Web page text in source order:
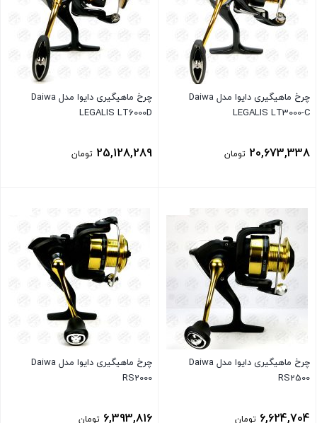
چرخ ماهیگیری دایوا مدل Daiwa
LEGALIS LT3000-C
20,673,338 تومان
چرخ ماهیگیری دایوا مدل Daiwa
LEGALIS LT6000D
25,128,289 تومان
چرخ ماهیگیری دایوا مدل Daiwa
RS2500
6,624,704 تومان
چرخ ماهیگیری دایوا مدل Daiwa
RS2000
6,393,816 تومان